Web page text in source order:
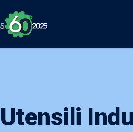
Utensili